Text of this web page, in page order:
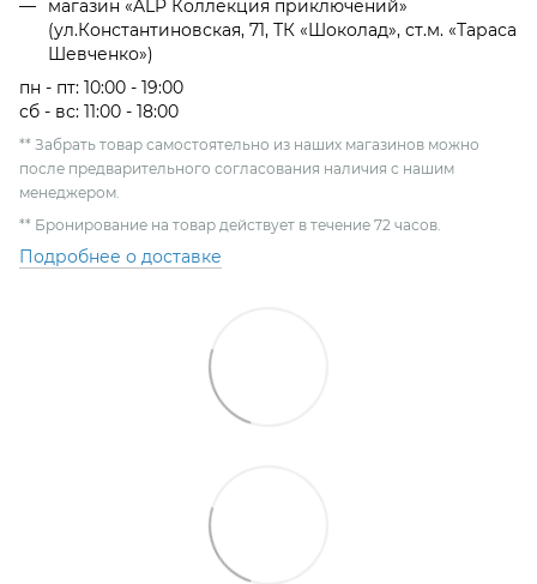
магазин «ALP Коллекция приключений»
(ул.Константиновская, 71, ТК «Шоколад», ст.м. «Тараса
Шевченко»)
пн - пт: 10:00 - 19:00
сб - вс: 11:00 - 18:00
** Забрать товар самостоятельно из наших магазинов можно
после предварительного согласования наличия с нашим
менеджером.
** Бронирование на товар действует в течение 72 часов.
Подробнее о доставке